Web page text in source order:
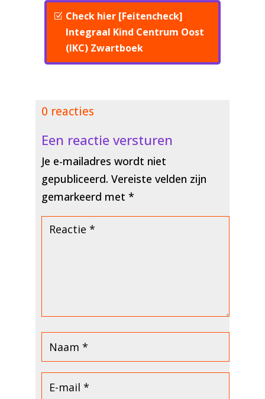
Check hier [Feitencheck]
Integraal Kind Centrum Oost
(IKC) Zwartboek
0 reacties
Een reactie versturen
Je e-mailadres wordt niet
gepubliceerd. Vereiste velden zijn
gemarkeerd met *